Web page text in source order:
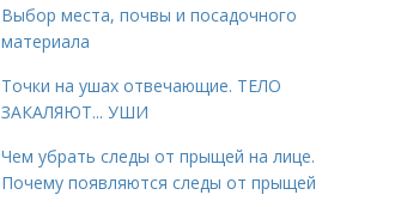
Выбор места, почвы и посадочного
материала
Точки на ушах отвечающие. ТЕЛО
ЗАКАЛЯЮТ... УШИ
Чем убрать следы от прыщей на лице.
Почему появляются следы от прыщей